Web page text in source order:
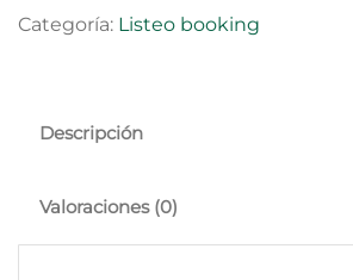
Categoría: Listeo booking
Descripción
Valoraciones (0)